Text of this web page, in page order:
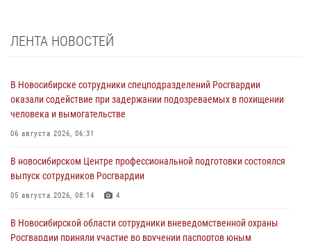
ЛЕНТА НОВОСТЕЙ
В Новосибирске сотрудники спецподразделений Росгвардии
оказали содействие при задержании подозреваемых в похищении
человека и вымогательстве
06 августа 2026, 06:31
В новосибирском Центре профессиональной подготовки состоялся
выпуск сотрудников Росгвардии
05 августа 2026, 08:14 4
В Новосибирской области сотрудники вневедомственной охраны
Росгвардии приняли участие во вручении паспортов юным